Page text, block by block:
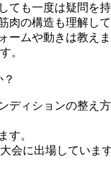
ても一度は疑問
肉の構造も理解し
ムや動きは教
。
ィションの整
す。
会に出場しています